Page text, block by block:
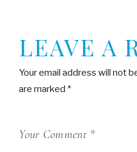
LEAVE A
Your email address will not
are marked *